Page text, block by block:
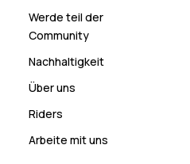
Werde teil der
Community
Nachhaltigkeit
Über uns
Riders
Arbeite mit uns